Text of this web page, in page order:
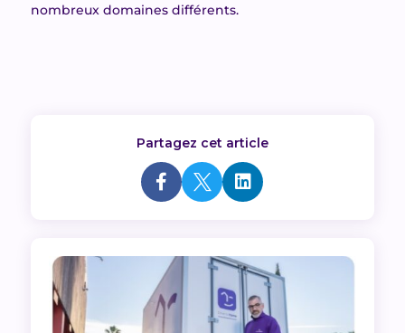
nombreux domaines différents.
Partagez cet article
  